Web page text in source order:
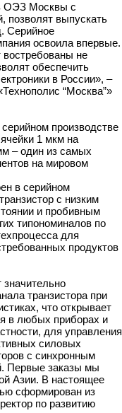
ОЭЗ Москвы с
позволят выпускать
Серийное
освоила впервые.
востребованы не
обеспечить
в России», –
“Москва”»
производстве
1 мкм на
– один из самых
на мировом
в серийном
с низким
и пробивным
типономиналов по
для
продуктов
значительно
транзистора при
что открывает
в любых приборах и
для управления
силовых
с синхронным
Первые заказы мы
Азии. В настоящее
сформирован из
по развитию